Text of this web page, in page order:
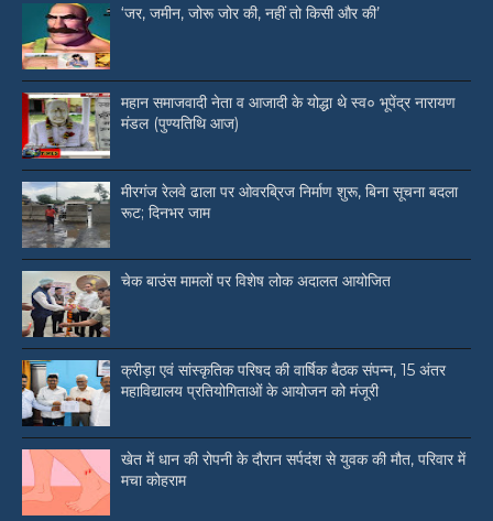
‘जर, जमीन, जोरू जोर की, नहीं तो किसी और की’
महान समाजवादी नेता व आजादी के योद्धा थे स्व० भूपेंद्र नारायण
मंडल (पुण्यतिथि आज)
मीरगंज रेलवे ढाला पर ओवरब्रिज निर्माण शुरू, बिना सूचना बदला
रूट; दिनभर जाम
चेक बाउंस मामलों पर विशेष लोक अदालत आयोजित
क्रीड़ा एवं सांस्कृतिक परिषद की वार्षिक बैठक संपन्न, 15 अंतर
महाविद्यालय प्रतियोगिताओं के आयोजन को मंजूरी
खेत में धान की रोपनी के दौरान सर्पदंश से युवक की मौत, परिवार में
मचा कोहराम